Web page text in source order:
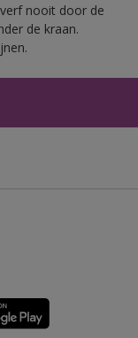
nooit door de
de kraan.